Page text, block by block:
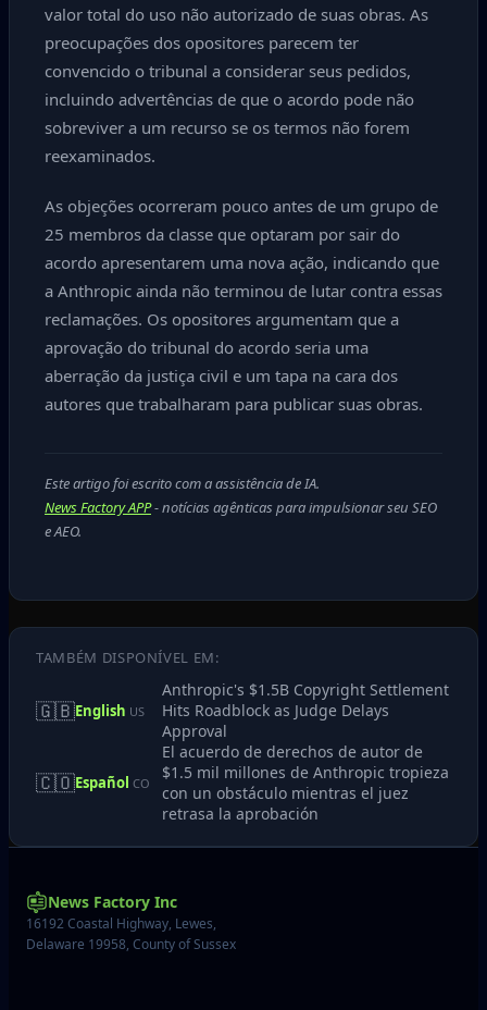
valor total do uso não autorizado de suas obras. As
preocupações dos opositores parecem ter
convencido o tribunal a considerar seus pedidos,
incluindo advertências de que o acordo pode não
sobreviver a um recurso se os termos não forem
reexaminados.
As objeções ocorreram pouco antes de um grupo de
25 membros da classe que optaram por sair do
acordo apresentarem uma nova ação, indicando que
a Anthropic ainda não terminou de lutar contra essas
reclamações. Os opositores argumentam que a
aprovação do tribunal do acordo seria uma
aberração da justiça civil e um tapa na cara dos
autores que trabalharam para publicar suas obras.
Este artigo foi escrito com a assistência de IA.
News Factory APP- notícias agênticas para impulsionar seu SEO
e AEO.
TAMBÉM DISPONÍVEL EM:
🇬🇧English US
Anthropic's $1.5B Copyright Settlement
Hits Roadblock as Judge Delays
Approval
🇨🇴Español CO
El acuerdo de derechos de autor de
$1.5 mil millones de Anthropic tropieza
con un obstáculo mientras el juez
retrasa la aprobación
News Factory Inc
16192 Coastal Highway, Lewes,
Delaware 19958, County of Sussex